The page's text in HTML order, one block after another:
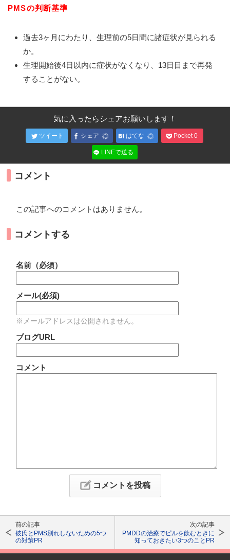
PMSの判断基準
過去3ヶ月にわたり、生理前の5日間に諸症状が見られる
か。
生理開始後4日以内に症状がなくなり、13日目まで再発
することがない。
気に入ったらシェアお願いします！
ツイート シェア はてな Pocket 0
LINEで送る
コメント
この記事へのコメントはありません。
コメントする
名前（必須）
メール(必須)
※メールアドレスは公開されません。
ブログURL
コメント
前の記事
彼氏とPMS別れしないための5つ
の対策PR
次の記事
PMDDの治療でピルを飲むときに
知っておきたい3つのことPR